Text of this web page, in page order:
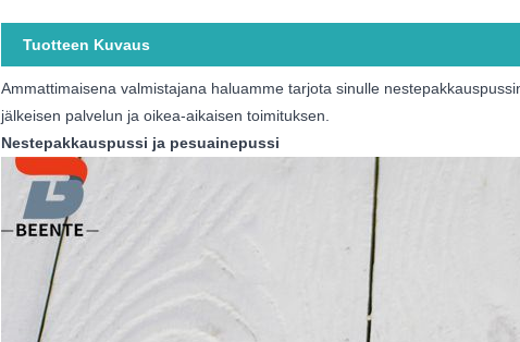
Tuotteen Kuvaus
Ammattimaisena valmistajana haluamme tarjota sinulle
jälkeisen palvelun ja oikea-aikaisen toimituksen.
Nestepakkauspussi ja pesuainepussi